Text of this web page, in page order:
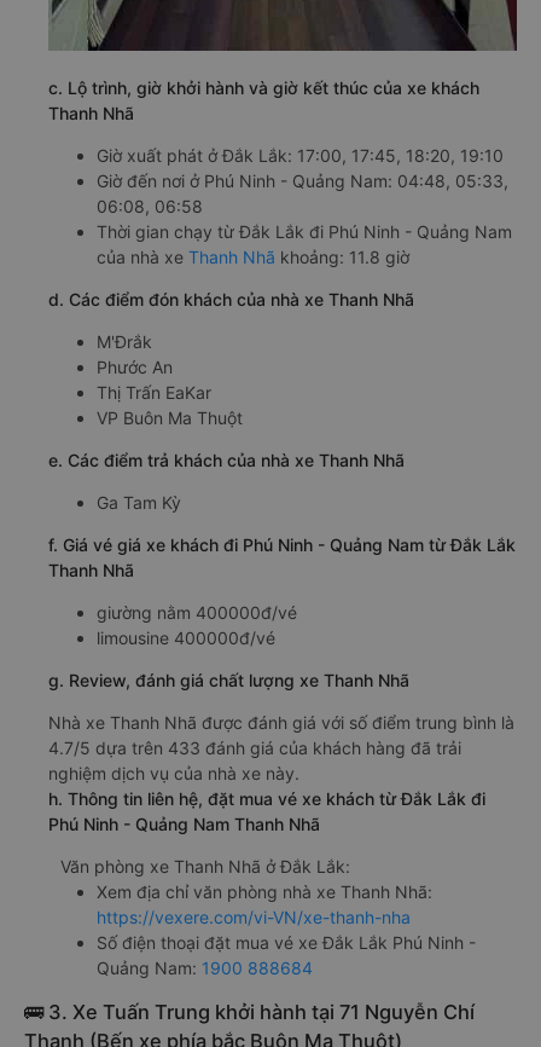
c. Lộ trình, giờ khởi hành và giờ kết thúc của xe khách
Thanh Nhã
Giờ xuất phát ở Đắk Lắk: 17:00, 17:45, 18:20, 19:10
Giờ đến nơi ở Phú Ninh - Quảng Nam: 04:48, 05:33,
06:08, 06:58
Thời gian chạy từ Đắk Lắk đi Phú Ninh - Quảng Nam
của nhà xe Thanh Nhã khoảng: 11.8 giờ
d. Các điểm đón khách của nhà xe Thanh Nhã
M'Đrắk
Phước An
Thị Trấn EaKar
VP Buôn Ma Thuột
e. Các điểm trả khách của nhà xe Thanh Nhã
Ga Tam Kỳ
f. Giá vé giá xe khách đi Phú Ninh - Quảng Nam từ Đắk Lắk
Thanh Nhã
giường nằm 400000đ/vé
limousine 400000đ/vé
g. Review, đánh giá chất lượng xe Thanh Nhã
Nhà xe Thanh Nhã được đánh giá với số điểm trung bình là
4.7/5 dựa trên 433 đánh giá của khách hàng đã trải
nghiệm dịch vụ của nhà xe này.
h. Thông tin liên hệ, đặt mua vé xe khách từ Đắk Lắk đi
Phú Ninh - Quảng Nam Thanh Nhã
Văn phòng xe Thanh Nhã ở Đắk Lắk:
Xem địa chỉ văn phòng nhà xe Thanh Nhã:
https://vexere.com/vi-VN/xe-thanh-nha
Số điện thoại đặt mua vé xe Đắk Lắk Phú Ninh -
Quảng Nam: 1900 888684
🚌 3. Xe Tuấn Trung khởi hành tại 71 Nguyễn Chí
Thanh (Bến xe phía bắc Buôn Ma Thuột)